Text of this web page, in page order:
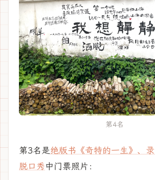
第4名
第3名是绝版书《奇特的一生》、
脱口秀中门票照片：